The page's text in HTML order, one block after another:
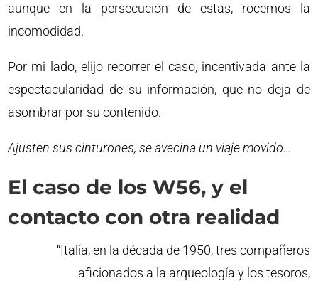
aunque en la persecución de estas, rocemos la
incomodidad.
Por mi lado, elijo recorrer el caso, incentivada ante la
espectacularidad de su información, que no deja de
asombrar por su contenido.
Ajusten sus cinturones, se avecina un viaje movido…
El caso de los W56, y el
contacto con otra realidad
“Italia, en la década de 1950, tres compañeros
aficionados a la arqueología y los tesoros,